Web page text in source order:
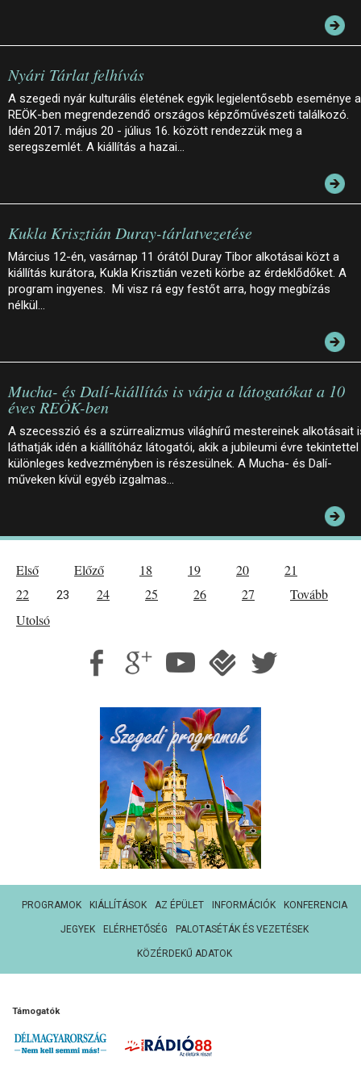
Nyári Tárlat felhívás
A szegedi nyár kulturális életének egyik legjelentősebb eseménye a
REÖK-ben megrendezendő országos képzőművészeti találkozó.
Idén 2017. május 20 - július 16. között rendezzük meg a
seregszemlét. A kiállítás a hazai…
Kukla Krisztián Duray-tárlatvezetése
Március 12-én, vasárnap 11 órától Duray Tibor alkotásai közt a
kiállítás kurátora, Kukla Krisztián vezeti körbe az érdeklődőket. A
program ingyenes. Mi visz rá egy festőt arra, hogy megbízás
nélkül…
Mucha- és Dalí-kiállítás is várja a látogatókat a 10
éves REÖK-ben
A szecesszió és a szürrealizmus világhírű mestereinek alkotásait
láthatják idén a kiállítóház látogatói, akik a jubileumi évre tekintettel
különleges kedvezményben is részesülnek. A Mucha- és Dalí-
műveken kívül egyéb izgalmas…
Első Előző 18 19 20
21
22
23 24 25 26 27
Tovább
Utolsó
PROGRAMOK KIÁLLÍTÁSOK AZ ÉPÜLET INFORMÁCIÓK KONFERENCIA
JEGYEK ELÉRHETŐSÉG PALOTASÉTÁK ÉS VEZETÉSEK
KÖZÉRDEKŰ ADATOK
Támogatók